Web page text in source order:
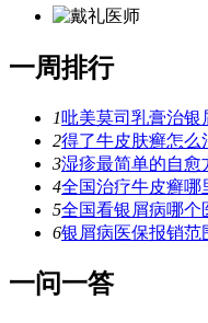
一周排行
1吡美莫司乳膏治银
2得了牛皮肤癣怎么
3湿疹最简单的自愈
4全国治疗牛皮癣哪
5全国看银屑病哪个
6银屑病医保报销范
一问一答